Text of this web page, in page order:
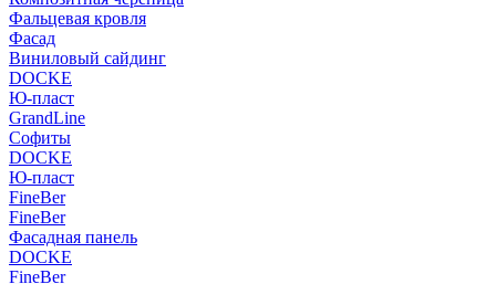
Фальцевая кровля
Фасад
Виниловый сайдинг
DOCKE
Ю-пласт
GrandLine
Софиты
DOCKE
Ю-пласт
FineBer
FineBer
Фасадная панель
DOCKE
FineBer